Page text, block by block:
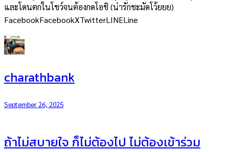
และโดนตกในโชว์จนต้องกดโอชิ (น่ารักชะมัดโว้ยยย)
FacebookFacebookXTwitterLINELine
charathbank
September 26, 2025
ถ้าไม่สบายใจ ก็ไม่ต้องไป ไม่ต้องเข้าร่วม